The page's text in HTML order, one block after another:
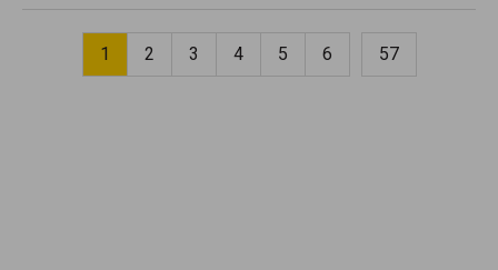
1 2 3 4 5 6 57